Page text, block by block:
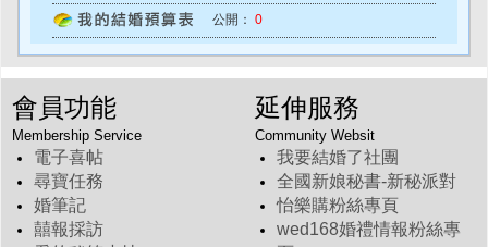
公開： 0
會員功能
Membership Service
電子喜帖
尋寶任務
婚筆記
囍報採訪
延伸服務
Community Websit
我要結婚了社團
全國新娘秘書-新秘派對
怡樂購粉絲專頁
wed168婚禮情報粉絲專